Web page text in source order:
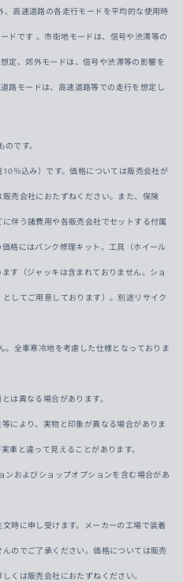
、高速道路の各走行モードを平均的な使用時
ドです 。市街地モードは、信号や渋滞等の
定、郊外モードは、信号や渋滞等の影響を
路モードは、高速道路等での走行を想定し
です。
％込み）です。価格については販売会社が
売会社におたずねください。また、保険
伴う諸費用や各販売会社でセットする付属
格にはパンク修理キット、工具（ホイール
す（ジャッキは含まれておりません。ショ
してご用意しております）。別途リサイク
。全車寒冷地を考慮した仕様となっておりま
は異なる場合があります。
により、実物と印象が異なる場合がありま
車と違って見えることがあります。
ンおよびショップオプションを含む場合があ
時に申し受けます。メーカーの工場で装着
のでご了承ください。価格については販売
くは販売会社におたずねください。